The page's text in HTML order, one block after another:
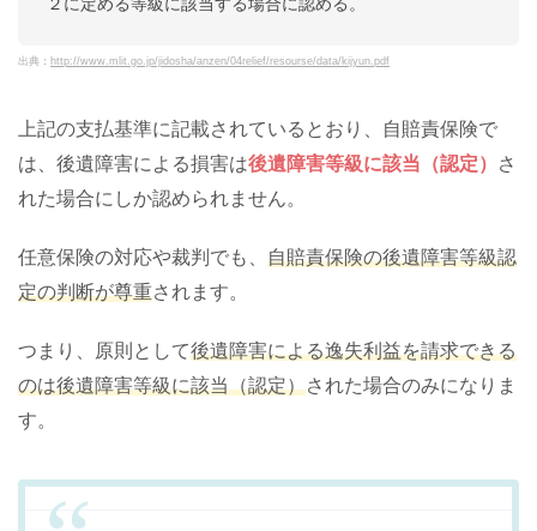
２に定める等級に該当する場合に認める。
出典： http://www.mlit.go.jp/jidosha/anzen/04relief/resourse/data/kijyun.pdf
上記の支払基準に記載されているとおり、自賠責保険で
は、後遺障害による損害は後遺障害等級に該当（認定）
さ
れた場合にしか認められません。
任意保険の対応や裁判でも、 自賠責保険の後遺障害等級認
定の判断が尊重されます。
つまり、原則として後遺障害による逸失利益を請求できる
のは後遺障害等級に該当（認定）された場合のみになりま
す。